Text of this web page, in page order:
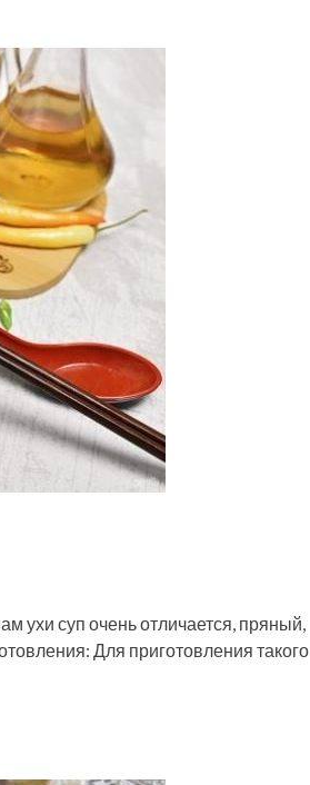
ухи суп очень отличается, пряный,
Для приготовления такого